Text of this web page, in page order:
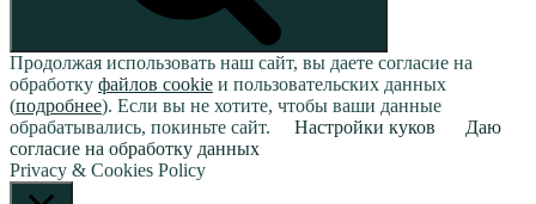
Продолжая использовать наш сайт, вы даете согласие на
обработку файлов cookie и пользовательских данных
(подробнее). Если вы не хотите, чтобы ваши данные
обрабатывались, покиньте сайт.
Настройки куков
Даю
согласие на обработку данных
Privacy & Cookies Policy